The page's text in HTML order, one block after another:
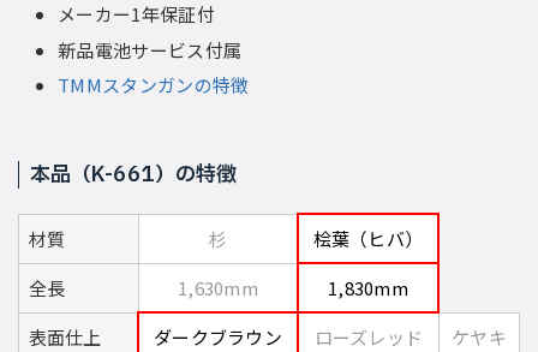
メーカー1年保証付
新品電池サービス付属
TMMスタンガンの特徴
本品（K-661）の特徴
材質 杉
桧葉（ヒバ）
全長
1,630mm
1,830mm
表面仕上
ダークブラウン ローズレッド
ケヤキ